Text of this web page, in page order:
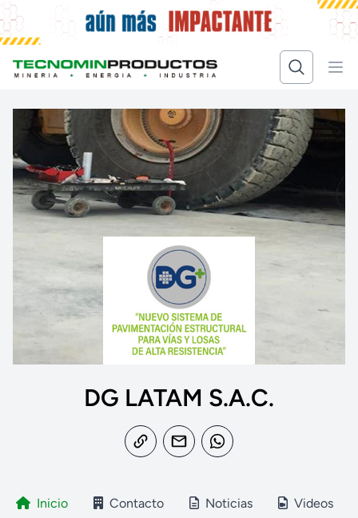
DG LATAM S.A.C.
Inicio Contacto Noticias Videos